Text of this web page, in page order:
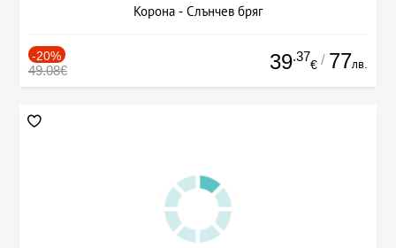
Корона - Слънчев бряг
-20%
49.08€ 39.37
€ / 77лв.